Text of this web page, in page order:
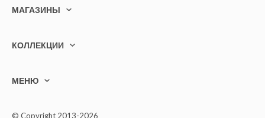
МАГАЗИНЫ
КОЛЛЕКЦИИ
МЕНЮ
© Copyright 2013-2026